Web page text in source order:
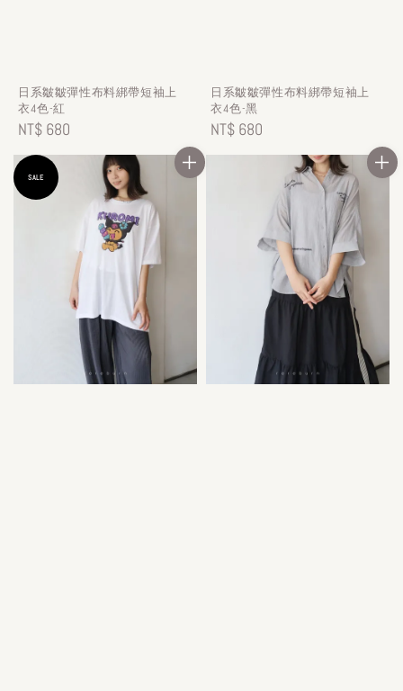
日系皺皺彈性布料綁帶短袖上
衣4色-紅
Regular
price
NT$ 680
日系皺皺彈性布料綁帶短袖上
衣4色-黑
Regular
price
NT$ 680
SALE